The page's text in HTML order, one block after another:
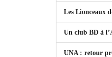
Les Lionceaux
Un club BD à
UNA : retour